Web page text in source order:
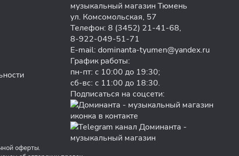
музыкальный магазин Тюмень
ул. Комсомольская, 57
Телефон: 8 (3452) 21-41-68,
8-922-049-51-71
E-mail: dominanta-tyumen@yandex.ru
График работы:
пн-пт: с 10:00 до 19:30;
сб-вс: с 11:00 до 18:30.
Подписаться на соцсети:
оферты.